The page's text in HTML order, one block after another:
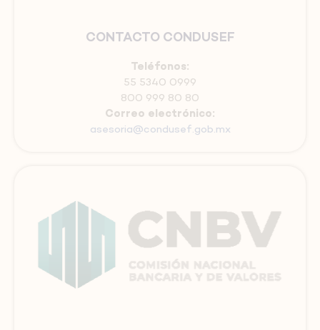
CONTACTO CONDUSEF
Teléfonos:
55 5340 0999
800 999 80 80
Correo electrónico:
asesoria@condusef.gob.mx